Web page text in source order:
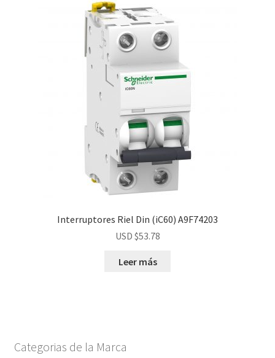
Interruptores Riel Din (iC60) A9F74203
USD $53.78
Leer más
Categorias de la Marca